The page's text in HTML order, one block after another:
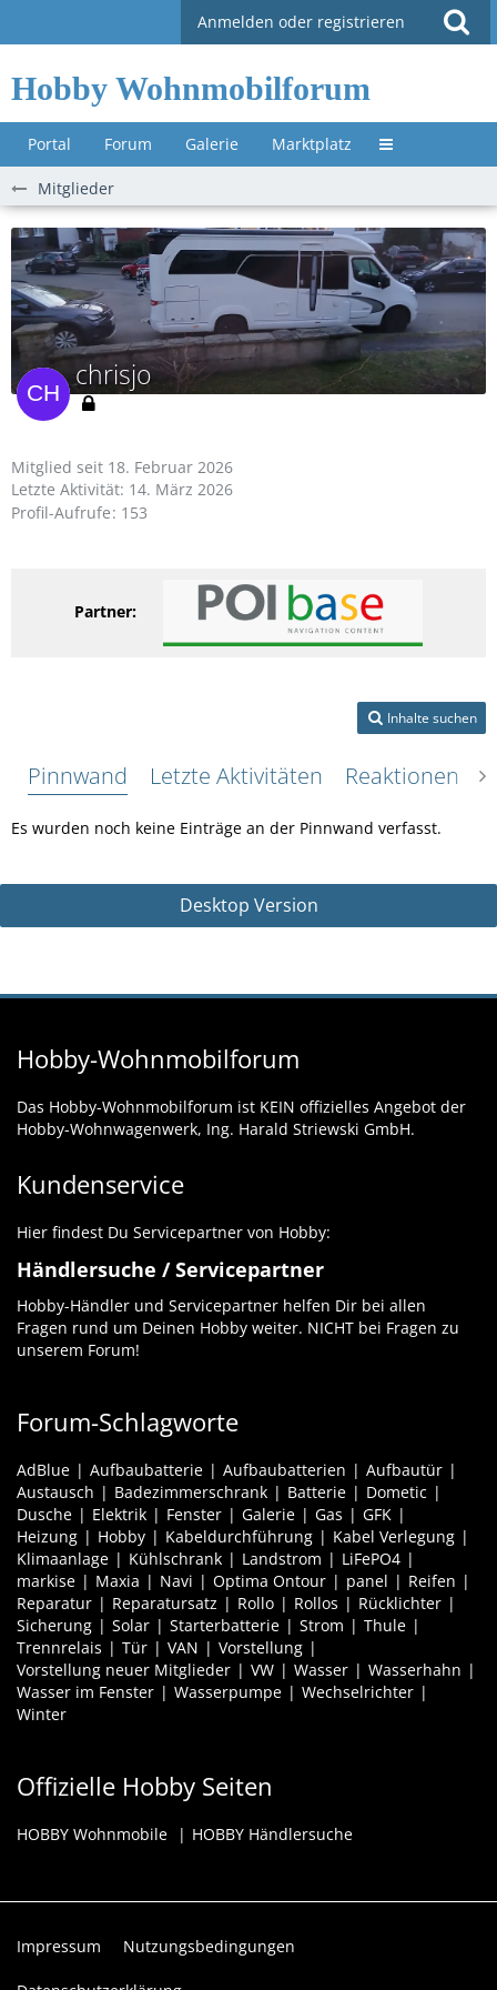
Anmelden oder registrieren
Hobby Wohnmobilforum
Portal Forum Galerie Marktplatz Untermenü »
Mitglieder
chrisjo
Mitglied seit 18. Februar 2026
Letzte Aktivität: 14. März 2026
Profil-Aufrufe 153
Partner:
Inhalte suchen
Pinnwand Letzte Aktivitäten Reaktionen
Es wurden noch keine Einträge an der Pinnwand verfasst.
Desktop Version
Hobby-Wohnmobilforum
Das Hobby-Wohnmobilforum ist KEIN offizielles Angebot der
Hobby-Wohnwagenwerk, Ing. Harald Striewski GmbH.
Kundenservice
Hier findest Du Servicepartner von Hobby:
Händlersuche / Servicepartner
Hobby-Händler und Servicepartner helfen Dir bei allen
Fragen rund um Deinen Hobby weiter. NICHT bei Fragen zu
unserem Forum!
Forum-Schlagworte
AdBlue Aufbaubatterie Aufbaubatterien
Aufbautür
Austausch
Badezimmerschrank Batterie
Dometic
Dusche
Elektrik Fenster Galerie Gas
GFK
Heizung
Hobby Kabeldurchführung
Kabel Verlegung
Klimaanlage
Kühlschrank Landstrom
LiFePO4
markise
Maxia Navi Optima Ontour panel
Reifen
Reparatur
Reparatursatz Rollo Rollos
Rücklichter
Sicherung
Solar Starterbatterie Strom
Thule
Trennrelais
Tür VAN
Vorstellung
Vorstellung neuer Mitglieder
VW Wasser
Wasserhahn
Wasser im Fenster
Wasserpumpe
Wechselrichter
Winter
Offizielle Hobby Seiten
HOBBY Wohnmobile HOBBY Händlersuche
Impressum Nutzungsbedingungen